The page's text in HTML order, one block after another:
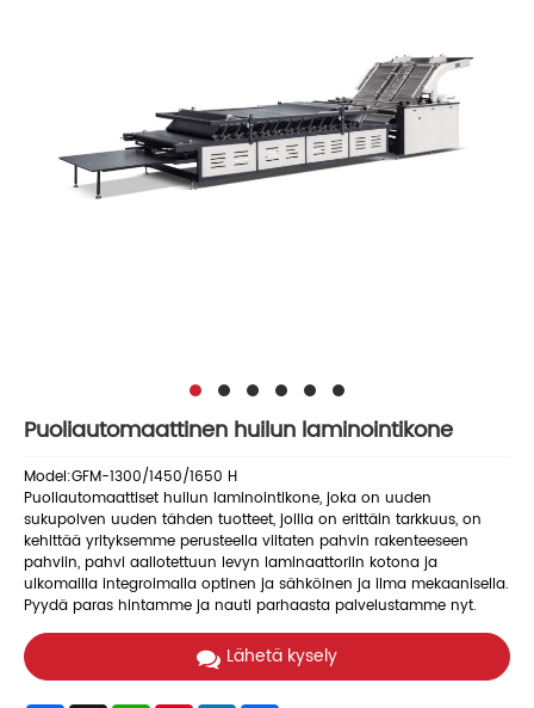
Puoliautomaattinen huilun laminointikone
Model:GFM-1300/1450/1650 H
Puoliautomaattiset huilun laminointikone, joka on uuden
sukupolven uuden tähden tuotteet, joilla on erittäin tarkkuus, on
kehittää yrityksemme perusteella viitaten pahvin rakenteeseen
pahviin, pahvi aallotettuun levyn laminaattoriin kotona ja
ulkomailla integroimalla optinen ja sähköinen ja ilma mekaanisella.
Pyydä paras hintamme ja nauti parhaasta palvelustamme nyt.
Lähetä kysely